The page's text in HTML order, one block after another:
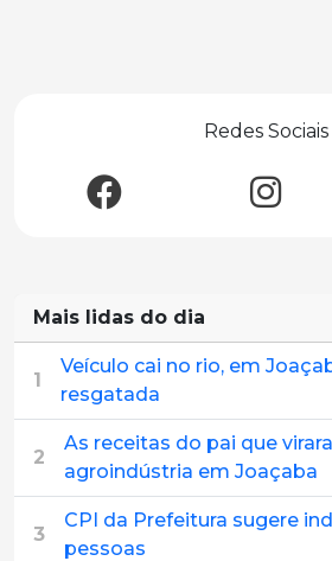
Redes Sociais
Mais lidas do dia
1
Veículo cai no rio, em
resgatada
2
As receitas do pai que
agroindústria em Joaçaba
3
CPI da Prefeitura sugere
pessoas